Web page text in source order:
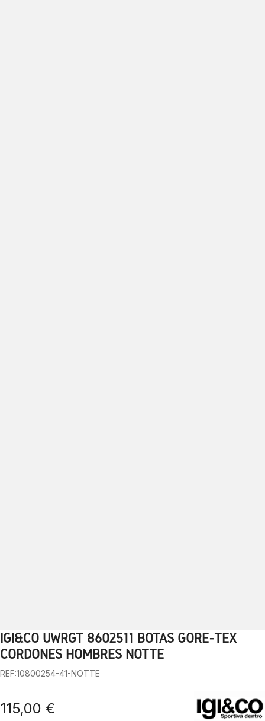
1 2 3 4 5 6 7 8 9 10
IGI&CO UWRGT 8602511 BOTAS GORE-TEX
CORDONES HOMBRES NOTTE
REF:10800254-41-NOTTE
115,00 €